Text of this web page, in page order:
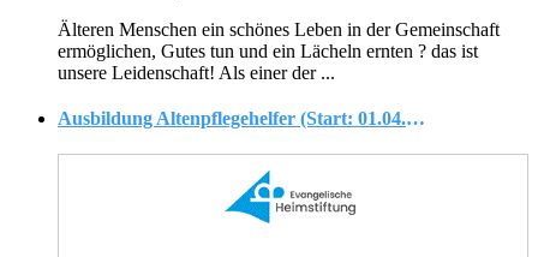
Älteren Menschen ein schönes Leben in der Gemeinschaft
ermöglichen, Gutes tun und ein Lächeln ernten ? das ist
unsere Leidenschaft! Als einer der ...
Ausbildung Altenpflegehelfer (Start: 01.04.2027) (m/w/d)